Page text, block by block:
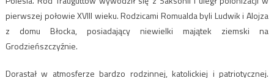
pierwszej połowie XVIII wieku. Rodzicami Romualda byli Ludwik i Alojza
z domu Błocka, posiadający niewielki majątek ziemski na
Grodzieńszczyźnie.
Dorastał w atmosferze bardzo rodzinnej, katolickiej i patriotycznej.